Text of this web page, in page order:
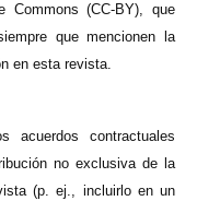
Commons (CC-BY), que
que mencionen la
en esta revista.
acuerdos contractuales
no exclusiva de la
(p. ej., incluirlo en un